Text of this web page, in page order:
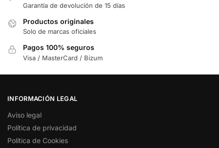
Garantía de devolución de 15 días
Productos originales
Solo de marcas oficiales
Pagos 100% seguros
Visa / MasterCard / Bizum
INFORMACIÓN LEGAL
Aviso legal
Política de privacidad
Política de Cookies